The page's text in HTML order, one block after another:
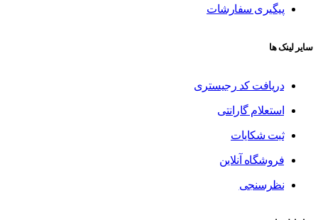
پیگیری سفارشات
سایر لینک ها
دریافت کد رجیستری
استعلام گارانتی
ثبت شکایات
فروشگاه آنلاین
نظرسنجی